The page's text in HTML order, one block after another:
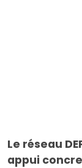
Le réseau
appui